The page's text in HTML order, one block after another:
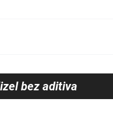
bez aditiva